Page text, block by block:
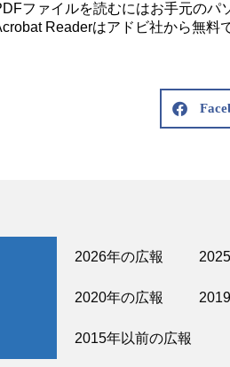
ファイルを読むにはお手元のパ
Readerはアドビ社から無料
2026年の広報
2020年の広報
2015年以前の広報